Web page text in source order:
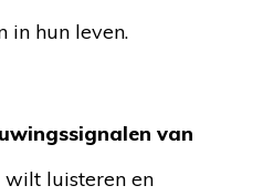
in hun leven.
van
wilt luisteren en